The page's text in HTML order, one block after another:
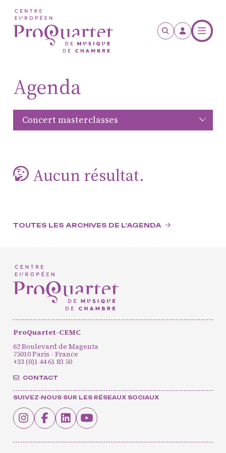
Agenda
Aucun résultat.
TOUTES LES ARCHIVES DE L'AGENDA
ProQuartet-CEMC
62 Boulevard de Magenta
75010 Paris - France
+33 (0)1 44 61 83 50
CONTACT
SUIVEZ-NOUS SUR LES RÉSEAUX SOCIAUX
ProQuartet - Centre
Européen de Musique de
interprètes
masterclasses
Projets européens
Actions culturelles
Concerts et événements
Pratiques amateurs
Agenda
Actualités
Vidéos des masterclasses